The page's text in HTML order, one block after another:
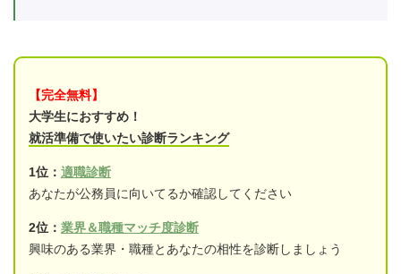
【完全無料】
大学生におすすめ！
就活準備で使いたい診断ランキング
1位： 適職診断
あなたが公務員に向いてるか確認してください
2位： 業界＆職種マッチ度診断
興味のある業界・職種とあなたの相性を診断しましょう